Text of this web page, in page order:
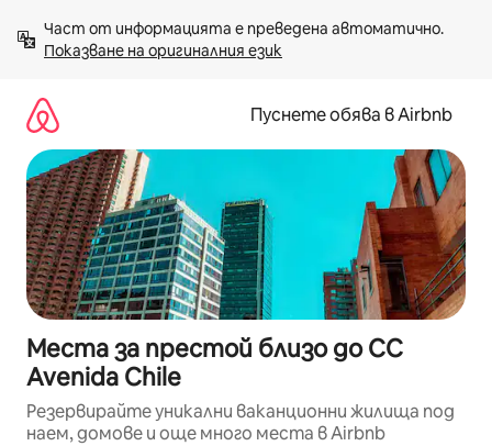
към
съдържанието
Показване на оригиналния език
Пуснете обява в Airbnb
Места за престой близо до CC
Avenida Chile
Резервирайте уникални ваканционни жилища под
наем, домове и още много места в Airbnb